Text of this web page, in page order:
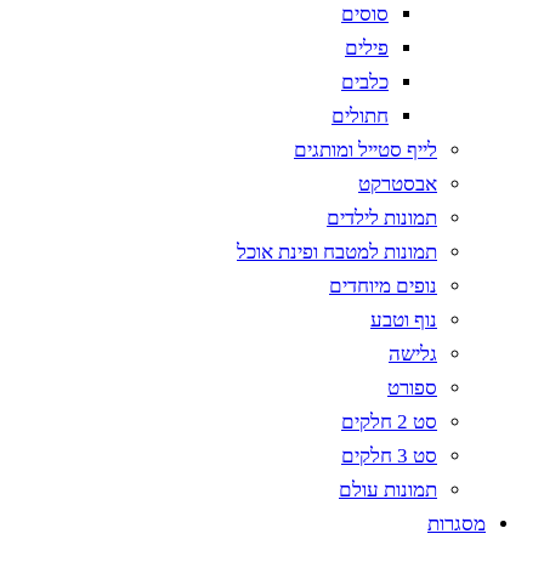
סוסים
פילים
כלבים
חתולים
לייף סטייל ומותגים
אבסטרקט
תמונות לילדים
תמונות למטבח ופינת אוכל
נופים מיוחדים
נוף וטבע
גלישה
ספורט
סט 2 חלקים
סט 3 חלקים
תמונות עולם
מסגרות